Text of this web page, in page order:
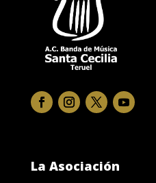
La Asociación